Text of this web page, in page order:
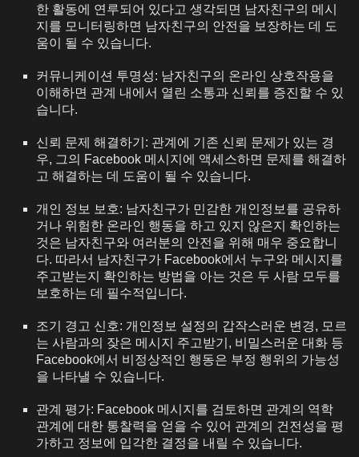
한 활동에 연루되어 있다고 생각되면 남자친구의 메시
지를 모니터링하면 남자친구의 안전을 보장하는 데 도
움이 될 수 있습니다.
커뮤니케이션 투명성: 남자친구의 온라인 상호작용을
이해하면 관계 내에서 열린 소통과 신뢰를 증진할 수 있
습니다.
신뢰 문제 해결하기: 관계에 기존 신뢰 문제가 있는 경
우, 그의 Facebook 메시지에 액세스하면 문제를 해결하
고 해결하는 데 도움이 될 수 있습니다.
개인 정보 보호: 남자친구가 민감한 개인정보를 공유하
거나 위험한 온라인 행동을 하고 있지 않은지 확인하는
것은 남자친구와 여러분의 안전을 위해 매우 중요합니
다. 따라서 남자친구가 Facebook에서 누구와 메시지를
주고받는지 확인하는 방법을 아는 것은 두 사람 모두를
보호하는 데 필수적입니다.
조기 경고 신호: 개인정보 설정의 갑작스러운 변경, 모르
는 사람과의 잦은 메시지 주고받기, 비밀스러운 대화 등
Facebook에서 비정상적인 행동은 부정 행위의 가능성
을 나타낼 수 있습니다.
관계 평가: Facebook 메시지를 검토하면 관계의 역학
관계에 대한 통찰력을 얻을 수 있어 관계의 건전성을 평
가하고 정보에 입각한 결정을 내릴 수 있습니다.